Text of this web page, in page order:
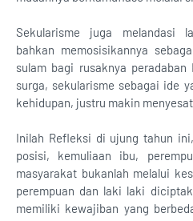
Sekularisme juga melandasi
bahkan memosisikannya
sulam bagi rusaknya
surga, sekularisme sebagai ide
kehidupan, justru makin
Inilah Refleksi di ujung tahun
posisi, kemuliaan ibu,
masyarakat bukanlah melalui
perempuan dan laki laki
memiliki kewajiban yang